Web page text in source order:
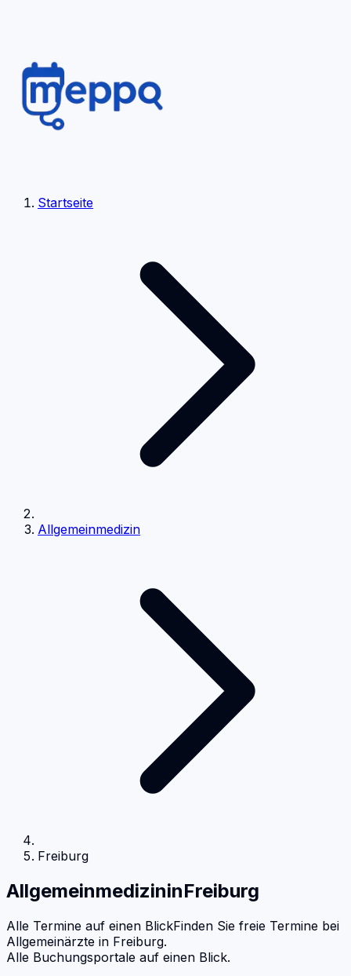
Startseite
Allgemeinmedizin
Freiburg
AllgemeinmedizininFreiburg
Alle Termine auf einen BlickFinden Sie freie Termine bei
Allgemeinärzte in Freiburg.
Alle Buchungsportale auf einen Blick.